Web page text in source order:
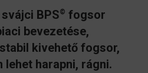
BPS© fogsor
bevezetése,
kivehető fogsor,
lehet harapni, rágni.